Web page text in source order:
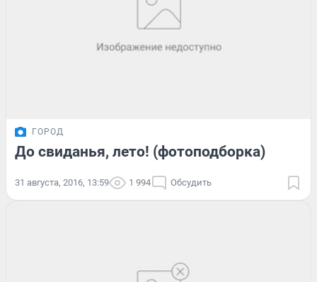
ГОРОД
До свиданья, лето! (фотоподборка)
31 августа, 2016, 13:59 1 994 Обсудить